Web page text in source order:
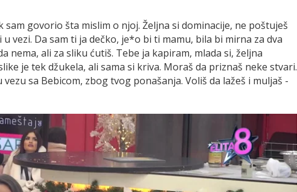
sam govorio šta mislim o njoj. Željna si dominacije, ne poštuješ
vezi. Da sam ti ja dečko, je*o bi ti mamu, bila bi mirna za dva
nema, ali za sliku ćutiš. Tebe ja kapiram, mlada si, željna
je tek džukela, ali sama si kriva. Moraš da priznaš neke stvari.
sa Bebicom, zbog tvog ponašanja. Voliš da lažeš i muljaš -